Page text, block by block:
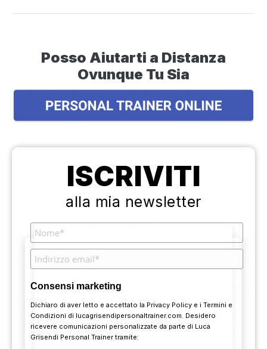
Posso Aiutarti a Distanza
Ovunque Tu Sia
ISCRIVITI
alla mia newsletter
Consensi marketing
Dichiaro di aver letto e accettato la Privacy Policy e iTermini e
Condizioni di lucagrisendipersonaltrainer.com. Desidero
ricevere comunicazioni personalizzate da parte di Luca
Grisendi Personal Trainer tramite: